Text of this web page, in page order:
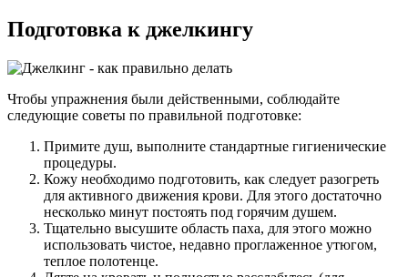
Подготовка к джелкингу
Чтобы упражнения были действенными, соблюдайте
следующие советы по правильной подготовке:
Примите душ, выполните стандартные гигиенические
процедуры.
Кожу необходимо подготовить, как следует разогреть
для активного движения крови. Для этого достаточно
несколько минут постоять под горячим душем.
Тщательно высушите область паха, для этого можно
использовать чистое, недавно проглаженное утюгом,
теплое полотенце.